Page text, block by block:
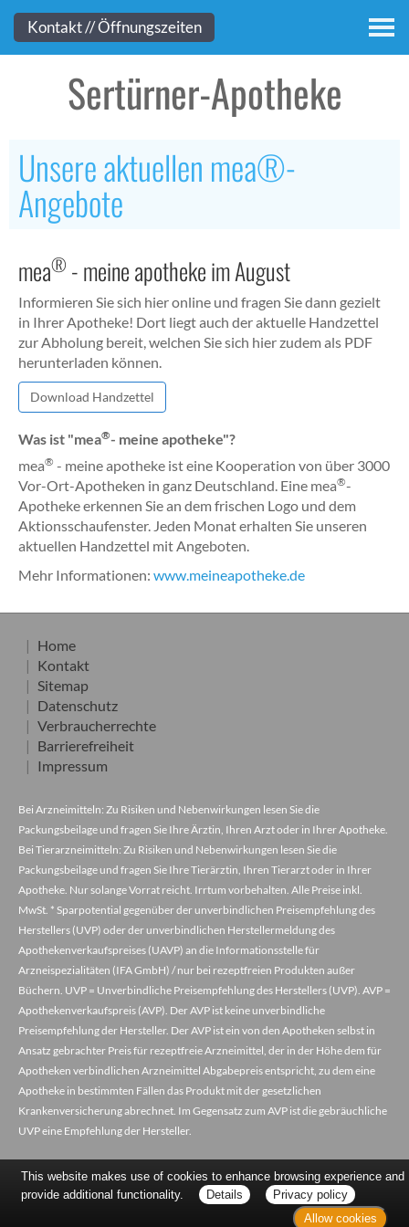
Kontakt
Sertürner-Apotheke
Unsere aktuellen mea®-
Angebote
mea® - meine apotheke im August
Informieren Sie sich hier online und fragen Sie dann gezielt
in Ihrer Apotheke! Dort liegt auch der aktuelle Handzettel
zur Abholung bereit, welchen Sie sich hier zudem als PDF
herunterladen können.
Download Handzettel
Was ist "mea®- meine apotheke"?
mea® - meine apotheke ist eine Kooperation von über 3000
Vor-Ort-Apotheken in ganz Deutschland. Eine mea®-
Apotheke erkennen Sie an dem frischen Logo und dem
Aktionsschaufenster. Jeden Monat erhalten Sie unseren
aktuellen Handzettel mit Angeboten.
Mehr Informationen: www.meineapotheke.de
Home
Kontakt
Sitemap
Datenschutz
Verbraucherrechte
Barrierefreiheit
Impressum
Bei Arzneimitteln: Zu Risiken und Nebenwirkungen lesen Sie die
Packungsbeilage und fragen Sie Ihre Ärztin, Ihren Arzt oder in Ihrer Apotheke.
Bei Tierarzneimitteln: Zu Risiken und Nebenwirkungen lesen Sie die
Packungsbeilage und fragen Sie Ihre Tierärztin, Ihren Tierarzt oder in Ihrer
Apotheke. Nur solange Vorrat reicht. Irrtum vorbehalten. Alle Preise inkl.
MwSt. * Sparpotential gegenüber der unverbindlichen Preisempfehlung des
Herstellers (UVP) oder der unverbindlichen Herstellermeldung des
Apothekenverkaufspreises (UAVP) an die Informationsstelle für
Arzneispezialitäten (IFA GmbH) / nur bei rezeptfreien Produkten außer
Büchern. UVP = Unverbindliche Preisempfehlung des Herstellers (UVP). AVP =
Apothekenverkaufspreis (AVP). Der AVP ist keine unverbindliche
Preisempfehlung der Hersteller. Der AVP ist ein von den Apotheken selbst in
Ansatz gebrachter Preis für rezeptfreie Arzneimittel, der in der Höhe dem für
Apotheken verbindlichen Arzneimittel Abgabepreis entspricht, zu dem eine
Apotheke in bestimmten Fällen das Produkt mit der gesetzlichen
Krankenversicherung abrechnet. Im Gegensatz zum AVP ist die gebräuchliche
UVP eine Empfehlung der Hersteller.
Kontakt // Öffnungszeiten
This website makes use of cookies to enhance browsing experience and
provide additional functionality.
Details
Privacy policy
Allow cookies